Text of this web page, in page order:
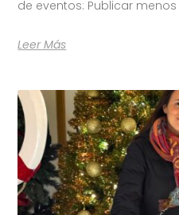
de eventos: Publicar
Leer Más